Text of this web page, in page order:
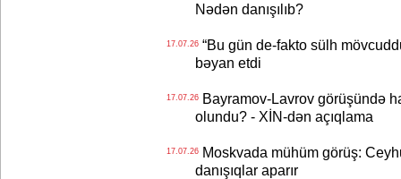
Nədən danışılıb?
17.07.26“Bu gün de-fakto sülh
bəyan etdi
17.07.26Bayramov-Lavrov görüşündə
olundu? - XİN-dən açıqlama
17.07.26Moskvada mühüm görüş:
danışıqlar aparır